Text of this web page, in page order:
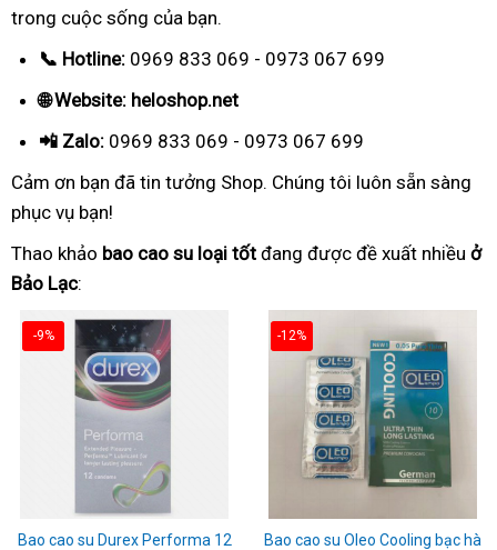
trong cuộc sống của bạn.
📞 Hotline: 0969 833 069 - 0973 067 699
🌐 Website: heloshop.net
📲 Zalo: 0969 833 069 - 0973 067 699
Cảm ơn bạn đã tin tưởng Shop. Chúng tôi luôn sẵn sàng
phục vụ bạn!
Thao khảo bao cao su loại tốt đang được đề xuất nhiều ở
Bảo Lạc:
-9%
Bao cao su Durex Performa 12
-12%
Bao cao su Oleo Cooling bạc hà